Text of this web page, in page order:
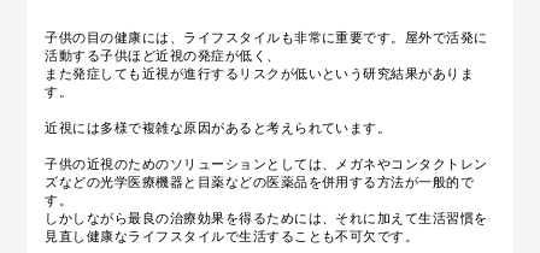
子供の目の健康には、ライフスタイルも非常に重要です。屋外で活発に
活動する子供ほど近視の発症が低く、
また発症しても近視が進行するリスクが低いという研究結果がありま
す。
近視には多様で複雑な原因があると考えられています。
子供の近視のためのソリューションとしては、メガネやコンタクトレン
ズなどの光学医療機器と目薬などの医薬品を併用する方法が一般的で
す。
しかしながら最良の治療効果を得るためには、それに加えて生活習慣を
見直し健康なライフスタイルで生活することも不可欠です。